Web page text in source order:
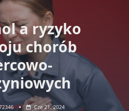
a ryzyko
chorób
Cze 21, 2024